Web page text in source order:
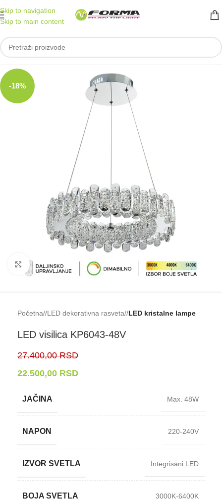
Skip to navigation
Skip to main content
-18%
Klikni da uveličaš
Početna/ LED dekorativna rasveta/ LED kristalne lampe
LED visilica KP6043-⁠48V
27.400,00RSD
22.500,00 RSD
JAČINA Max. 48W
NAPON 220-240V
IZVOR SVETLA Integrisani LED
BOJA SVETLA 3000K-6400K